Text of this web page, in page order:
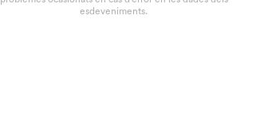
esdeveniments.